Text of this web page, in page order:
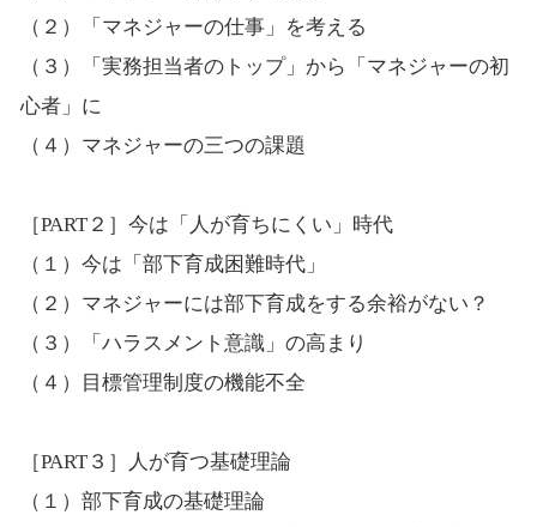
（２）「マネジャーの仕事」を考える
（３）「実務担当者のトップ」から「マネジャーの初
心者」に
（４）マネジャーの三つの課題
［PART２］今は「人が育ちにくい」時代
（１）今は「部下育成困難時代」
（２）マネジャーには部下育成をする余裕がない？
（３）「ハラスメント意識」の高まり
（４）目標管理制度の機能不全
［PART３］人が育つ基礎理論
（１）部下育成の基礎理論